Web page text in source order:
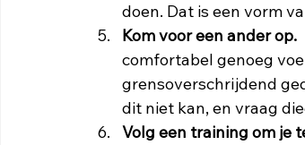
doen. Dat is een vorm
Kom voor een ander op.
comfortabel genoeg
grensoverschrijdend
dit niet kan, en vraag
Volg een training